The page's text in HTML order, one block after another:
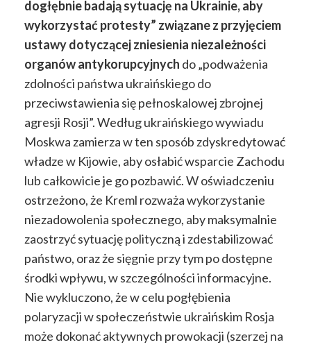
dogłębnie badają sytuację na Ukrainie, aby
wykorzystać protesty” związane z przyjęciem
ustawy dotyczącej zniesienia niezależności
organów antykorupcyjnych do „podważenia
zdolności państwa ukraińskiego do
przeciwstawienia się pełnoskalowej zbrojnej
agresji Rosji”. Według ukraińskiego wywiadu
Moskwa zamierza w ten sposób zdyskredytować
władze w Kijowie, aby osłabić wsparcie Zachodu
lub całkowicie je go pozbawić. W oświadczeniu
ostrzeżono, że Kreml rozważa wykorzystanie
niezadowolenia społecznego, aby maksymalnie
zaostrzyć sytuację polityczną i zdestabilizować
państwo, oraz że sięgnie przy tym po dostępne
środki wpływu, w szczególności informacyjne.
Nie wykluczono, że w celu pogłębienia
polaryzacji w społeczeństwie ukraińskim Rosja
może dokonać aktywnych prowokacji (szerzej na